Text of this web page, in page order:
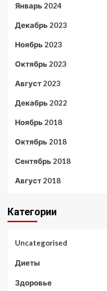
Январь 2024
Декабрь 2023
Ноябрь 2023
Октябрь 2023
Август 2023
Декабрь 2022
Ноябрь 2018
Октябрь 2018
Сентябрь 2018
Август 2018
Категории
Uncategorised
Диеты
Здоровье